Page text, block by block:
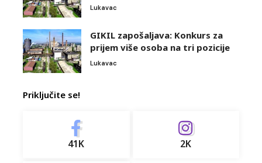
Lukavac
GIKIL zapošaljava: Konkurs za
prijem više osoba na tri pozicije
Lukavac
Priključite se!
41K 2K